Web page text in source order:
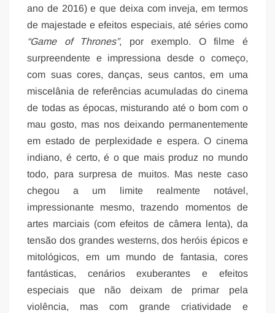
ano de 2016) e que deixa com inveja, em termos
de majestade e efeitos especiais, até séries como
“Game of Thrones”, por exemplo. O filme é
surpreendente e impressiona desde o começo,
com suas cores, danças, seus cantos, em uma
miscelânia de referências acumuladas do cinema
de todas as épocas, misturando até o bom com o
mau gosto, mas nos deixando permanentemente
em estado de perplexidade e espera. O cinema
indiano, é certo, é o que mais produz no mundo
todo, para surpresa de muitos. Mas neste caso
chegou a um limite realmente notável,
impressionante mesmo, trazendo momentos de
artes marciais (com efeitos de câmera lenta), da
tensão dos grandes westerns, dos heróis épicos e
mitológicos, em um mundo de fantasia, cores
fantásticas, cenários exuberantes e efeitos
especiais que não deixam de primar pela
violência, mas com grande criatividade e